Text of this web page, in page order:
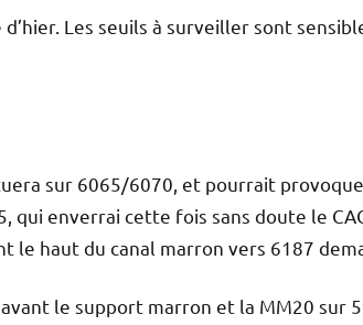
Les seuils à surveiller sont
sur 6065/6070, et pourrait
qui enverrai cette fois sans doute le
le haut du canal marron vers 6187
le support marron et la MM20 sur